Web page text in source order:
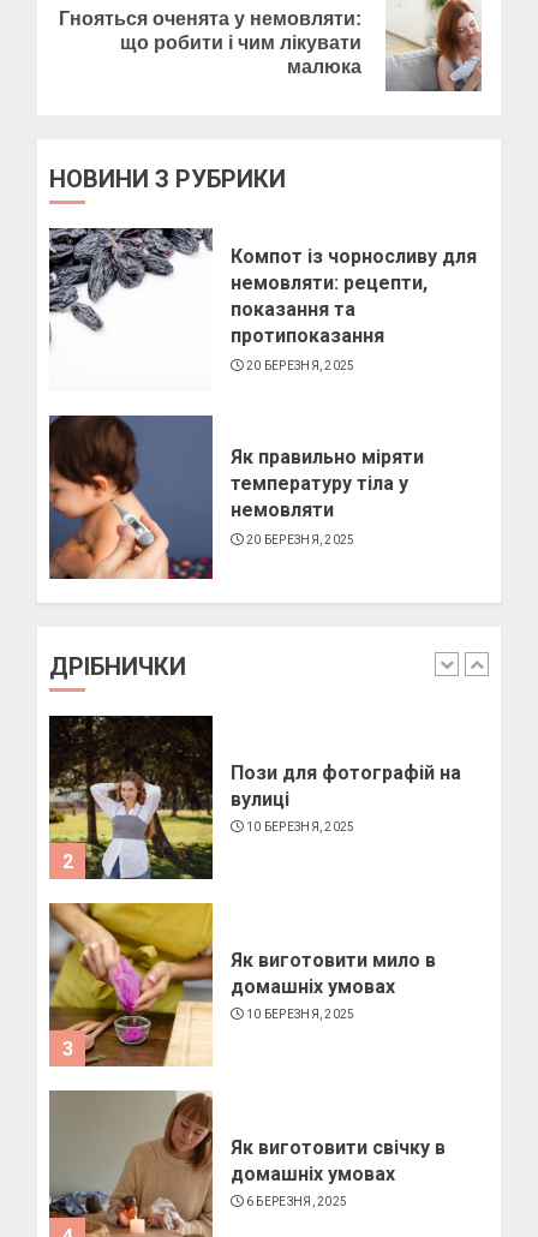
Гнояться оченята у немовляти:
що робити і чим лікувати
малюка
НОВИНИ З РУБРИКИ
Компот із чорносливу для
немовляти: рецепти,
показання та
протипоказання
20 БЕРЕЗНЯ, 2025
Як правильно міряти
температуру тіла у
немовляти
20 БЕРЕЗНЯ, 2025
ДРІБНИЧКИ
Пози для фотографій на
вулиці
10 БЕРЕЗНЯ, 2025
3
10 БЕРЕЗНЯ, 2025
4
6 БЕРЕЗНЯ, 2025
1
2
Пози для фотографій на
вулиці
10 БЕРЕЗНЯ, 2025
3
Як виготовити мило в
домашніх умовах
10 БЕРЕЗНЯ, 2025
Як виготовити свічку в
домашніх умовах
6 БЕРЕЗНЯ, 2025